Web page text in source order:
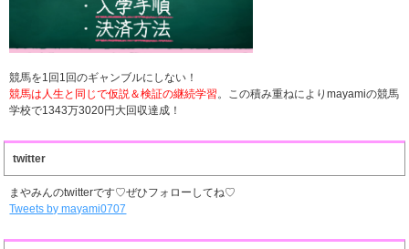
競馬を1回1回のギャンブルにしない！
競馬は人生と同じで仮説＆検証の継続学習。この積み重ねによりmayamiの競馬
学校で1343万3020円大回収達成！
twitter
まやみんのtwitterです♡ぜひフォローしてね♡
Tweets by mayami0707